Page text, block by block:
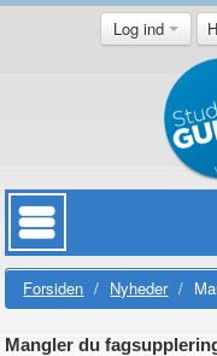
Log ind
Forsiden / Nyheder /
Mangler du